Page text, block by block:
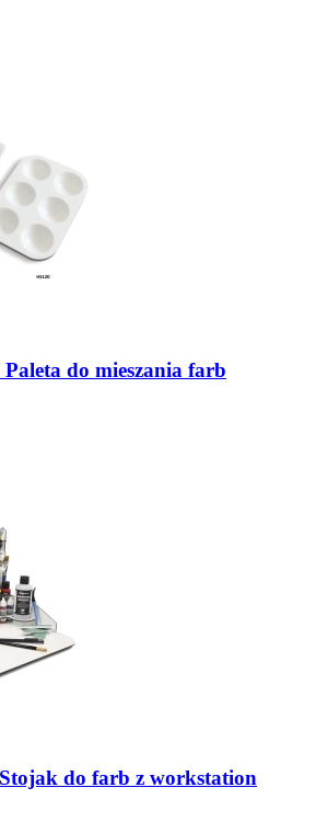
do mieszania farb
do farb z workstation